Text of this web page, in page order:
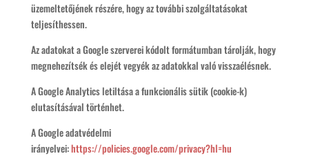
üzemeltetőjének részére, hogy az további szolgáltatásokat
teljesíthessen.
Az adatokat a Google szerverei kódolt formátumban tárolják, hogy
megnehezítsék és elejét vegyék az adatokkal való visszaélésnek.
A Google Analytics letiltása a funkcionális sütik (cookie-k)
elutasításával történhet.
A Google adatvédelmi
irányelvei:https://policies.google.com/privacy?hl=hu